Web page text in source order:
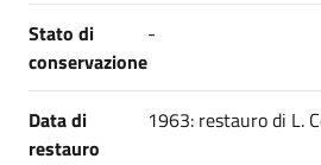
Stato di
conservazione
-
Data di
restauro
1963: restauro di L.